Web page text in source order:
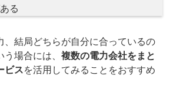
る
、結局どちらが自分に合っているの
場合には、 複数の電力会社をまと
ビスを活用してみることをおすすめ